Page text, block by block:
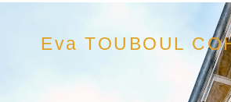
Eva TOUBOUL